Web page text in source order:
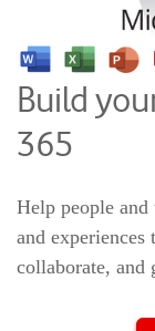
Build
365
Help people
and
collaborate, and